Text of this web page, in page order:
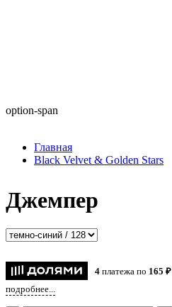
option-span
Главная
Black Velvet & Golden Stars
Джемпер
4 платежа по 165 ₽
подробнее...